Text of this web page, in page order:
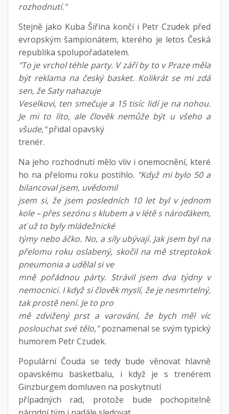
rozhodnutí."
Stejně jako Kuba Šiřina končí i Petr Czudek před
evropským šampionátem, kterého je letos Česká
republika spolupořadatelem.
"To je vrchol téhle party. V září by to v Praze měla
být reklama na český basket. Kolikrát se mi zdá
sen, že Saty nahazuje
Veselkovi, ten smečuje a 15 tisíc lidí je na nohou.
Je mi to líto, ale člověk nemůže být u všeho a
všude,"přidal opavský
trenér.
Na jeho rozhodnutí mělo vliv i onemocnění, které
ho na přelomu roku postihlo. "Když mi bylo 50 a
bilancoval jsem, uvědomil
jsem si, že jsem posledních 10 let byl v jednom
kole – přes sezónu s klubem a v létě s nároďákem,
ať už to byly mládežnické
týmy nebo áčko. No, a síly ubývají. Jak jsem byl na
přelomu roku oslabený, skočil na mě streptokok
pneumonia a udělal si ve
mně pořádnou párty. Strávil jsem dva týdny v
nemocnici. I když si člověk myslí, že je nesmrtelný,
tak prostě není. Je to pro
mě zdvižený prst a varování, že bych měl víc
poslouchat své tělo,"poznamenal se svým typický
humorem Petr Czudek.
Populární Čouda se tedy bude věnovat hlavně
opavskému basketbalu, i když je s trenérem
Ginzburgem domluven na poskytnutí
případných rad, protože bude pochopitelně